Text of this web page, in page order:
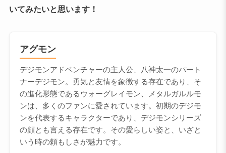
いてみたいと思います！
アグモン
デジモンアドベンチャーの主人公、八神太一のパート
ナーデジモン。勇気と友情を象徴する存在であり、そ
の進化形態であるウォーグレイモン、メタルガルルモ
ンは、多くのファンに愛されています。初期のデジモ
ンを代表するキャラクターであり、デジモンシリーズ
の顔とも言える存在です。その愛らしい姿と、いざと
いう時の頼もしさが魅力です。